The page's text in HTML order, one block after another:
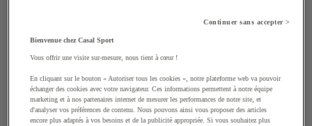
Continuer sans accepter >
Bienvenue chez Casal Sport
Vous offrir une visite sur-mesure, nous tient à cœur !
En cliquant sur le bouton « Autoriser tous les cookies », notre plateforme web va pouvoir
échanger des cookies avec votre navigateur. Ces informations permettent à notre équipe
marketing et à nos partenaires internet de mesurer les performances de notre site, et
d'analyser vos préférences de contenu. Nous pouvons ainsi vous proposer des articles
encore plus adaptés à vos besoins et de la publicité appropriée. Si vous souhaitez plus